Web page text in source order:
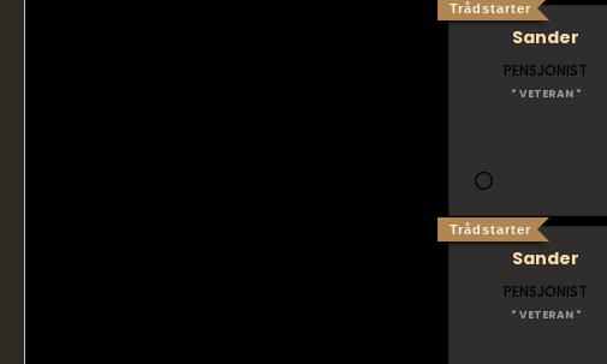
Sander
Trådstarter
PENSJONIST
* VETERAN *
Sander
Trådstarter
PENSJONIST
* VETERAN *